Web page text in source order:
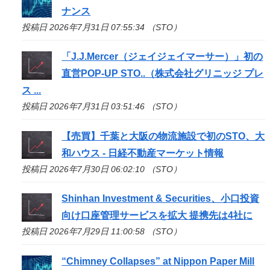
ナンス
投稿日 2026年7月31日 07:55:34 （STO）
「J.J.Mercer（ジェイジェイマーサー）」初の
直営POP-UPSTO..（株式会社グリニッジ プレ
ス ...
投稿日 2026年7月31日 03:51:46 （STO）
【売買】千葉と大阪の物流施設で初のSTO、大
和ハウス - 日経不動産マーケット情報
投稿日 2026年7月30日 06:02:10 （STO）
Shinhan Investment & Securities、小口投資
向け口座管理サービスを拡大 提携先は4社に
投稿日 2026年7月29日 11:00:58 （STO）
“Chimney Collapses” at Nippon Paper Mill